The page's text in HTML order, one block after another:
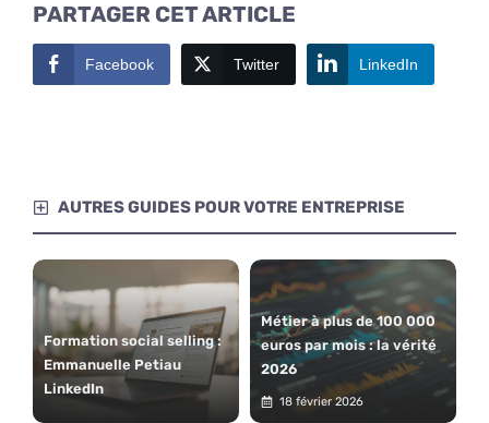
PARTAGER CET ARTICLE
Facebook Twitter LinkedIn
AUTRES GUIDES POUR VOTRE ENTREPRISE
Formation social selling :
Emmanuelle Petiau
LinkedIn
Métier à plus de 100 000
euros par mois : la vérité
2026
18 février 2026